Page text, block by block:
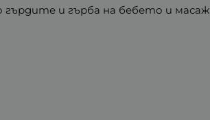
и гърба на бебето и